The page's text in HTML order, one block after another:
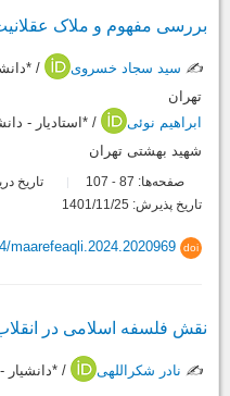
بررسی مفهوم و ملاک
✍️ سید سجاد خسروی
/
تهران
ابراهیم نوئی
/ *استادیار -
شهید بهشتی تهران
صفحه‌ها: 87
-
تاریخ دریافت:
تاریخ پذیرش: 1401/11/25
doi
maarefeaqli.2024.2020969
نقش فلسفه اسلامی در
✍️ نادر شکراللهی /